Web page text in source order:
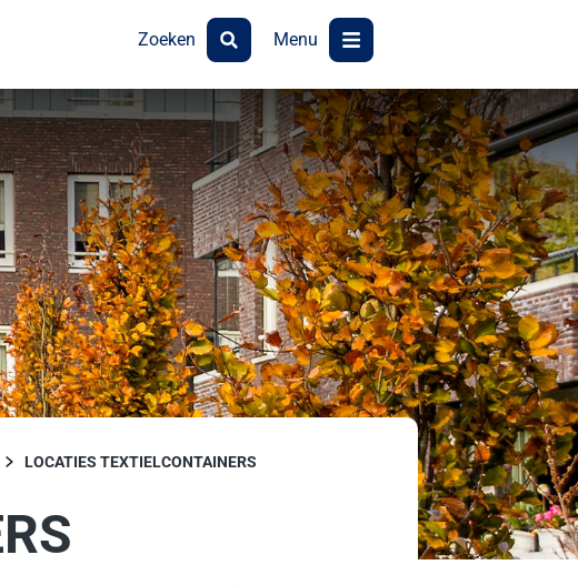
Zoeken Menu
LOCATIES TEXTIELCONTAINERS